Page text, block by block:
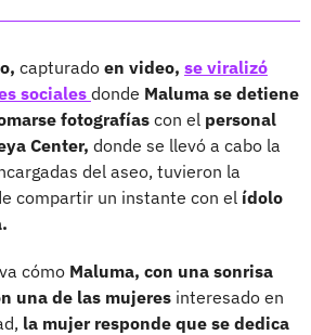
capturado en video, se viralizó
socialesdonde Maluma se detiene
fotografías con el personal
Center, donde se llevó a cabo la
del aseo, tuvieron la
compartir un instante con el ídolo
cómo Maluma, con una sonrisa
una de las mujeres interesado en
la mujer responde que se dedica